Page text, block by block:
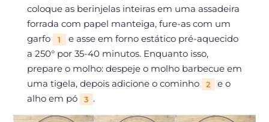
coloque as berinjelas inteiras em uma assadeira
forrada com papel manteiga, fure-as com um
garfo
1
e asse em forno estático pré-aquecido
a 250° por 35-40 minutos. Enquanto isso,
prepare o molho: despeje o molho barbecue em
uma tigela, depois adicione o cominho
2
e o
alho em pó
3 .